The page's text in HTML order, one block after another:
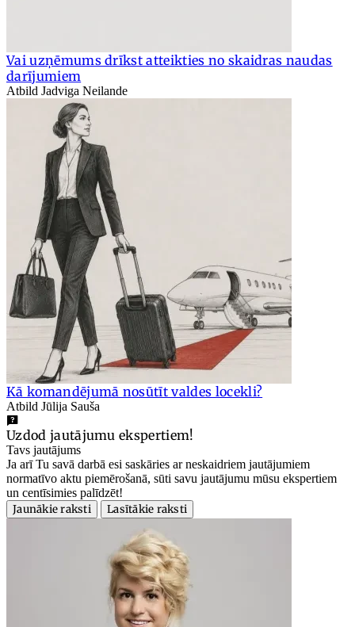
Vai uzņēmums drīkst atteikties no skaidras naudas
darījumiem
Atbild Jadviga Neilande
Kā komandējumā nosūtīt valdes locekli?
Atbild Jūlija Sauša
Uzdod jautājumu ekspertiem!
Tavs jautājums
Ja arī Tu savā darbā esi saskāries ar neskaidriem jautājumiem
normatīvo aktu piemērošanā, sūti savu jautājumu mūsu ekspertiem
un centīsimies palīdzēt!
Jaunākie raksti
Lasītākie raksti